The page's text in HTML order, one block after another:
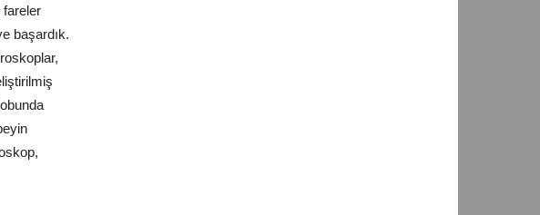
fareler
başardık.